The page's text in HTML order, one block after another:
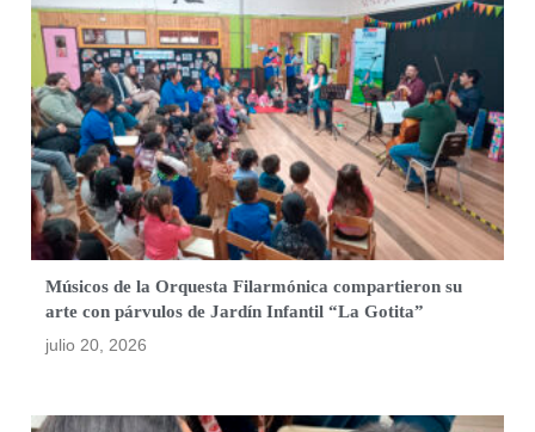
Músicos de la Orquesta Filarmónica compartieron su
arte con párvulos de Jardín Infantil “La Gotita”
julio 20, 2026